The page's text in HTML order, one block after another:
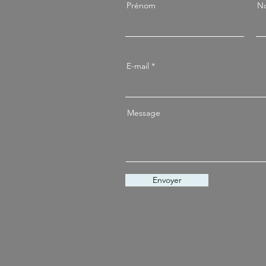
Prénom
E-mail
Message
Envoyer